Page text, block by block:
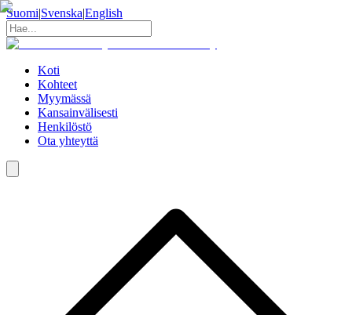
Suomi|Svenska|English
Koti
Kohteet
Myymässä
Kansainvälisesti
Henkilöstö
Ota yhteyttä